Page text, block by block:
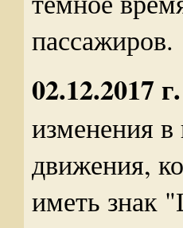
пассажиров.
02.12.2017
изменения
движения,
иметь знак